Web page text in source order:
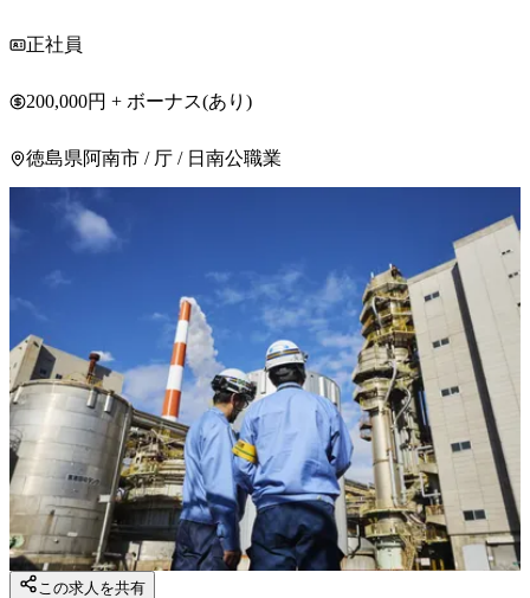
正社員
200,000円 + ボーナス(あり)
徳島県阿南市 / 厅 / 日南公職業
この求人を共有